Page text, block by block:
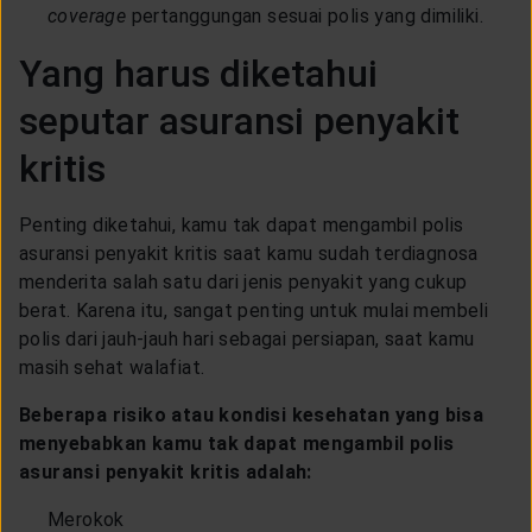
coverage pertanggungan sesuai polis yang dimiliki.
Yang harus diketahui
seputar asuransi penyakit
kritis
Penting diketahui, kamu tak dapat mengambil polis
asuransi penyakit kritis saat kamu sudah terdiagnosa
menderita salah satu dari jenis penyakit yang cukup
berat. Karena itu, sangat penting untuk mulai membeli
polis dari jauh-jauh hari sebagai persiapan, saat kamu
masih sehat walafiat.
Beberapa risiko atau kondisi kesehatan yang bisa
menyebabkan kamu tak dapat mengambil polis
asuransi penyakit kritis adalah:
Merokok